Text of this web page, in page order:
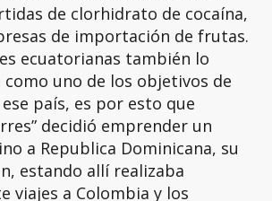
de clorhidrato de cocaína,
de importación de frutas.
ecuatorianas también lo
uno de los objetivos de
país, es por esto que
decidió emprender un
a Republica Dominicana, su
estando allí realizaba
viajes a Colombia y los